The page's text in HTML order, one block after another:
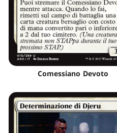
Comessiano Devoto